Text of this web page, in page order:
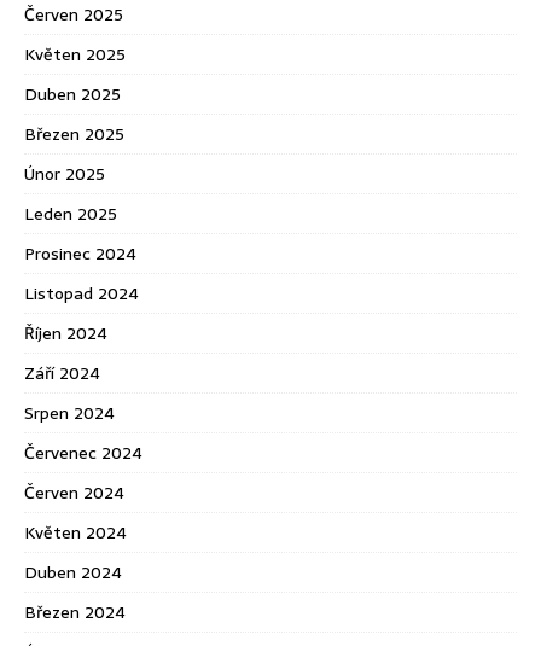
Červen 2025
Květen 2025
Duben 2025
Březen 2025
Únor 2025
Leden 2025
Prosinec 2024
Listopad 2024
Říjen 2024
Září 2024
Srpen 2024
Červenec 2024
Červen 2024
Květen 2024
Duben 2024
Březen 2024